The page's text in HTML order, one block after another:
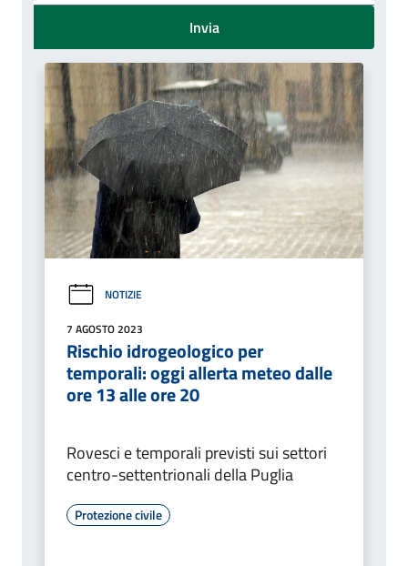
Invia
NOTIZIE
7 AGOSTO 2023
Rischio idrogeologico per
temporali: oggi allerta meteo dalle
ore 13 alle ore 20
Rovesci e temporali previsti sui settori
centro-settentrionali della Puglia
Protezione civile